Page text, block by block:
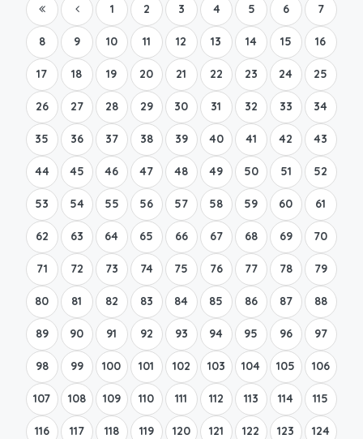
1 2 3 4 5 6 7
8 9 10 11 12 13 14 15 16
17 18 19 20 21 22 23 24 25
26 27 28 29 30 31 32 33 34
35 36 37 38 39 40 41 42 43
44 45 46 47 48 49 50 51 52
53 54 55 56 57 58 59 60 61
62 63 64 65 66 67 68 69 70
71 72 73 74 75 76 77 78 79
80 81 82 83 84 85 86 87 88
89 90 91 92 93 94 95 96 97
98 99 100 101 102 103 104 105 106
107 108 109 110 111 112 113 114 115
116 117 118 119 120 121 122 123 124